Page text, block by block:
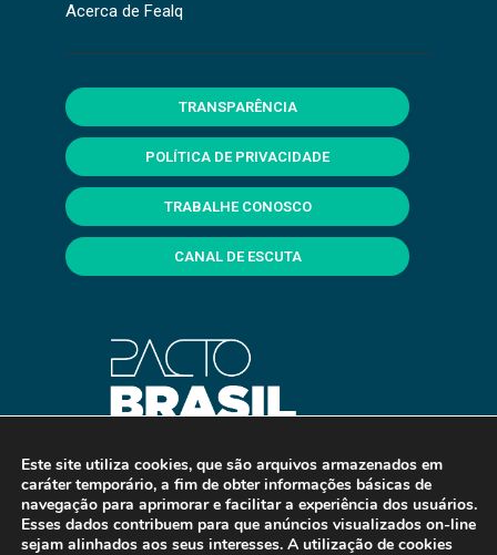
Acerca de Fealq
TRANSPARÊNCIA
POLÍTICA DE PRIVACIDADE
TRABALHE CONOSCO
CANAL DE ESCUTA
Este site utiliza cookies, que são arquivos armazenados em
caráter temporário, a fim de obter informações básicas de
navegação para aprimorar e facilitar a experiência dos usuários.
Esses dados contribuem para que anúncios visualizados on-line
sejam alinhados aos seus interesses. A utilização de cookies